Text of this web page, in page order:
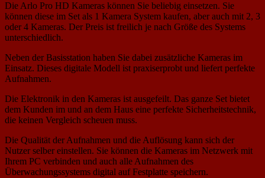
Die Arlo Pro HD Kameras können Sie beliebig einsetzen. Sie
können diese im Set als 1 Kamera System kaufen, aber auch mit 2, 3
oder 4 Kameras. Der Preis ist freilich je nach Größe des Systems
unterschiedlich.
Neben der Basisstation haben Sie dabei zusätzliche Kameras im
Einsatz. Dieses digitale Modell ist praxiserprobt und liefert perfekte
Aufnahmen.
Die Elektronik in den Kameras ist ausgefeilt. Das ganze Set bietet
dem Kunden im und an dem Haus eine perfekte Sicherheitstechnik,
die keinen Vergleich scheuen muss.
Die Qualität der Aufnahmen und die Auflösung kann sich der
Nutzer selber einstellen. Sie können die Kameras im Netzwerk mit
Ihrem PC verbinden und auch alle Aufnahmen des
Überwachungssystems digital auf Festplatte speichern.